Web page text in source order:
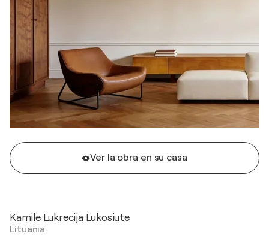
Ver la obra en su casa
Kamile Lukrecija Lukosiute
Lituania